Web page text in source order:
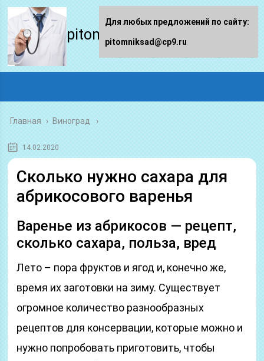
pitomniksad.ru
Главная › Виноград
14.02.2020
Сколько нужно сахара для
абрикосового варенья
Варенье из абрикосов — рецепт,
сколько сахара, польза, вред
Лето – пора фруктов и ягод и, конечно же,
время их заготовки на зиму. Существует
огромное количество разнообразных
рецептов для консервации, которые можно и
нужно попробовать приготовить, чтобы
Для любых предложений по сайту:
pitomniksad@cp9.ru